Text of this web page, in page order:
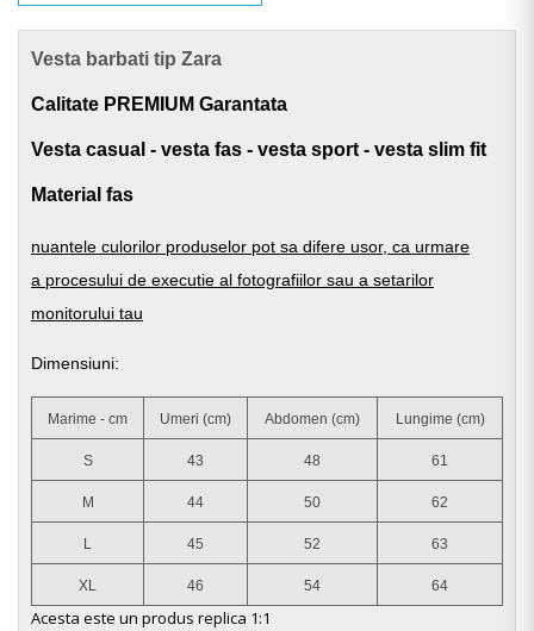
Vesta barbati tip Zara
Calitate PREMIUM Garantata
Vesta casual - vesta fas - vesta sport - vesta slim fit
Material fas
nuantele culorilor produselor pot sa difere usor, ca urmare
a procesului de executie al fotografiilor sau a setarilor
monitorului tau
Dimensiuni:
Marime - cm Umeri (cm) Abdomen (cm) Lungime (cm)
S 43 48 61
M 44 50 62
L 45 52 63
XL 46 54 64
Acesta este un produs replica 1:1